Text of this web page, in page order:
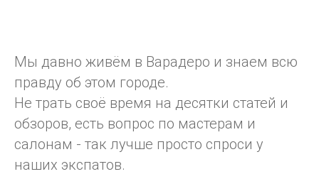
Мы давно живём в Варадеро и знаем всю
правду об этом городе.
Не трать своё время на десятки статей и
обзоров, есть вопрос по мастерам и
салонам - так лучше просто спроси у
наших экспатов.